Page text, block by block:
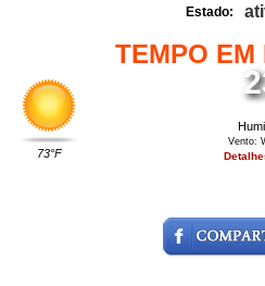
Estado:
TEMPO EM
73°F
Vento: